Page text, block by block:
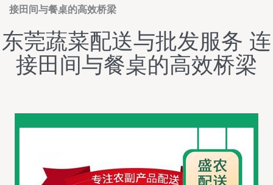
接田间与餐桌的高效桥梁
东莞蔬菜配送与批发服务 连
接田间与餐桌的高效桥梁